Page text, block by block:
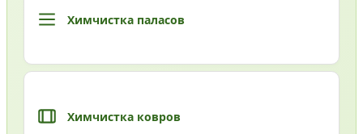
Химчистка паласов
Химчистка ковров